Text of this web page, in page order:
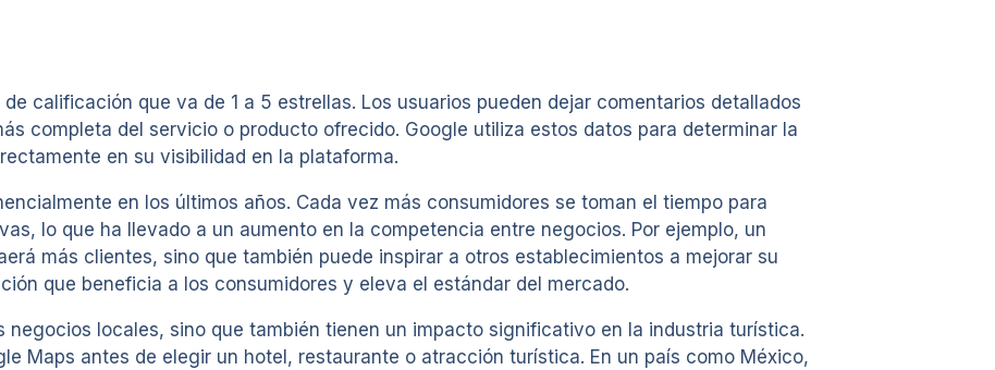
calificación que va de 1 a 5 estrellas. Los usuarios pueden dejar comentarios detallados
completa del servicio o producto ofrecido. Google utiliza estos datos para determinar la
en su visibilidad en la plataforma.
en los últimos años. Cada vez más consumidores se toman el tiempo para
lo que ha llevado a un aumento en la competencia entre negocios. Por ejemplo, un
más clientes, sino que también puede inspirar a otros establecimientos a mejorar su
que beneficia a los consumidores y eleva el estándar del mercado.
negocios locales, sino que también tienen un impacto significativo en la industria turística.
Maps antes de elegir un hotel, restaurante o atracción turística. En un país como México,